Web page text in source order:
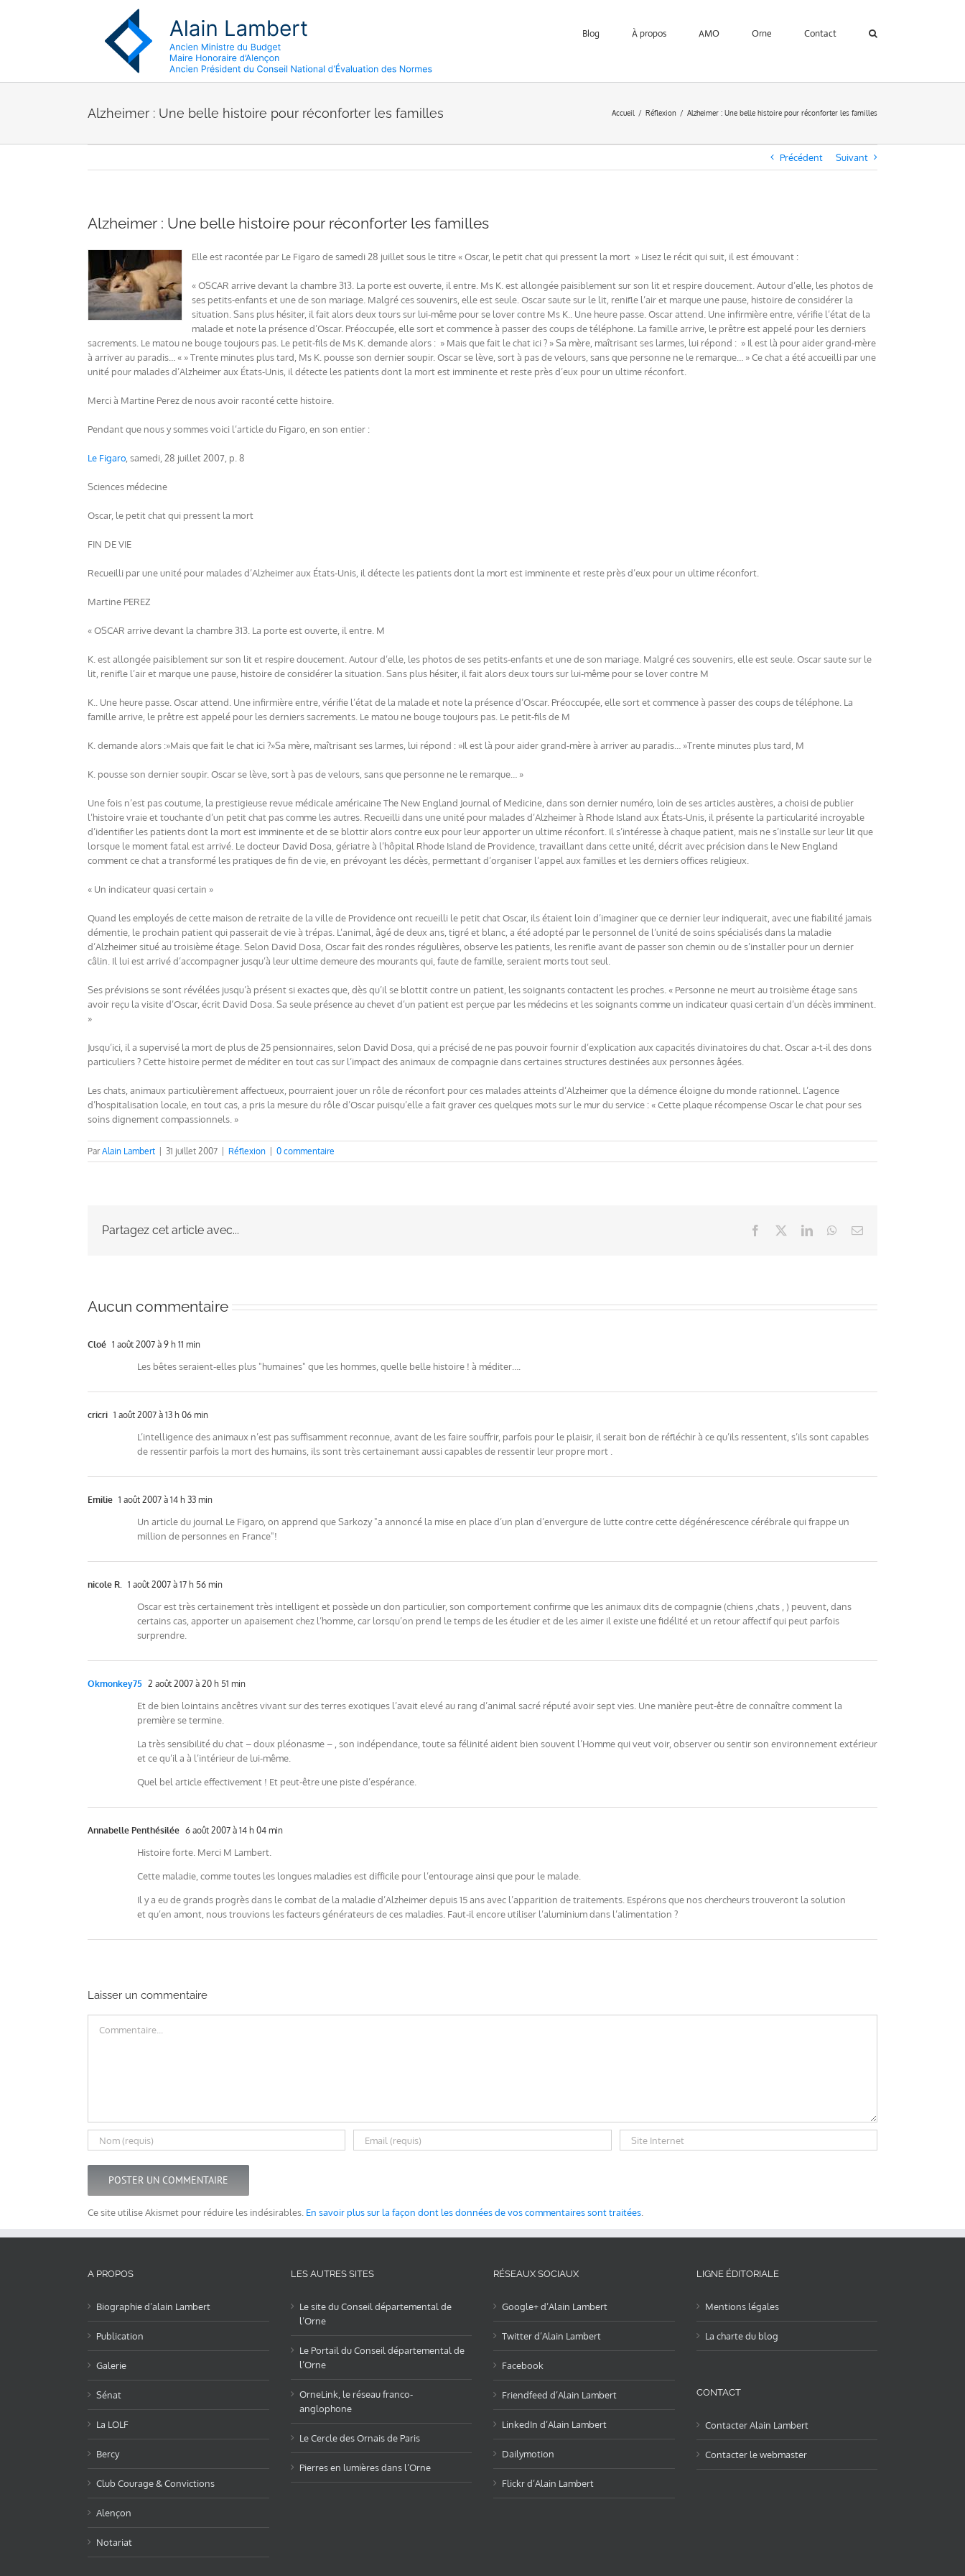
Blog À propos AMO Orne Contact
Alzheimer : Une belle histoire pour réconforter les familles Accueil Réflexion Alzheimer : Une belle histoire pour réconforter les familles
Précédent Suivant
Alzheimer : Une belle histoire pour réconforter les familles
Elle est racontée par Le Figaro de samedi 28 juillet sous le titre « Oscar, le petit chat qui pressent la mort » Lisez le récit qui suit, il est émouvant :
« OSCAR arrive devant la chambre 313. La porte est ouverte, il entre. Ms K. est allongée paisiblement sur son lit et respire doucement. Autour d’elle, les photos de
ses petits-enfants et une de son mariage. Malgré ces souvenirs, elle est seule. Oscar saute sur le lit, renifle l’air et marque une pause, histoire de considérer la
situation. Sans plus hésiter, il fait alors deux tours sur lui-même pour se lover contre Ms K.. Une heure passe. Oscar attend. Une infirmière entre, vérifie l’état de la
malade et note la présence d’Oscar. Préoccupée, elle sort et commence à passer des coups de téléphone. La famille arrive, le prêtre est appelé pour les derniers
sacrements. Le matou ne bouge toujours pas. Le petit-fils de Ms K. demande alors : » Mais que fait le chat ici ? » Sa mère, maîtrisant ses larmes, lui répond : » Il est là pour aider grand-mère
à arriver au paradis… « » Trente minutes plus tard, Ms K. pousse son dernier soupir. Oscar se lève, sort à pas de velours, sans que personne ne le remarque… » Ce chat a été accueilli par une
unité pour malades d’Alzheimer aux États-Unis, il détecte les patients dont la mort est imminente et reste près d’eux pour un ultime réconfort.
Merci à Martine Perez de nous avoir raconté cette histoire.
Pendant que nous y sommes voici l’article du Figaro, en son entier :
Le Figaro , samedi, 28 juillet 2007, p. 8
Sciences médecine
Oscar, le petit chat qui pressent la mort
FIN DE VIE
Recueilli par une unité pour malades d’Alzheimer aux États-Unis, il détecte les patients dont la mort est imminente et reste près d’eux pour un ultime réconfort.
Martine PEREZ
« OSCAR arrive devant la chambre 313. La porte est ouverte, il entre. M
K. est allongée paisiblement sur son lit et respire doucement. Autour d’elle, les photos de ses petits-enfants et une de son mariage. Malgré ces souvenirs, elle est seule. Oscar saute sur le
lit, renifle l’air et marque une pause, histoire de considérer la situation. Sans plus hésiter, il fait alors deux tours sur lui-même pour se lover contre M
K.. Une heure passe. Oscar attend. Une infirmière entre, vérifie l’état de la malade et note la présence d’Oscar. Préoccupée, elle sort et commence à passer des coups de téléphone. La
famille arrive, le prêtre est appelé pour les derniers sacrements. Le matou ne bouge toujours pas. Le petit-fils de M
K. demande alors :»Mais que fait le chat ici ?»Sa mère, maîtrisant ses larmes, lui répond : »Il est là pour aider grand-mère à arriver au paradis… »Trente minutes plus tard, M
K. pousse son dernier soupir. Oscar se lève, sort à pas de velours, sans que personne ne le remarque… »
Une fois n’est pas coutume, la prestigieuse revue médicale américaine The New England Journal of Medicine, dans son dernier numéro, loin de ses articles austères, a choisi de publier
l’histoire vraie et touchante d’un petit chat pas comme les autres. Recueilli dans une unité pour malades d’Alzheimer à Rhode Island aux États-Unis, il présente la particularité incroyable
d’identifier les patients dont la mort est imminente et de se blottir alors contre eux pour leur apporter un ultime réconfort. Il s’intéresse à chaque patient, mais ne s’installe sur leur lit que
lorsque le moment fatal est arrivé. Le docteur David Dosa, gériatre à l’hôpital Rhode Island de Providence, travaillant dans cette unité, décrit avec précision dans le New England
comment ce chat a transformé les pratiques de fin de vie, en prévoyant les décès, permettant d’organiser l’appel aux familles et les derniers offices religieux.
« Un indicateur quasi certain »
Quand les employés de cette maison de retraite de la ville de Providence ont recueilli le petit chat Oscar, ils étaient loin d’imaginer que ce dernier leur indiquerait, avec une fiabilité jamais
démentie, le prochain patient qui passerait de vie à trépas. L’animal, âgé de deux ans, tigré et blanc, a été adopté par le personnel de l’unité de soins spécialisés dans la maladie
d’Alzheimer situé au troisième étage. Selon David Dosa, Oscar fait des rondes régulières, observe les patients, les renifle avant de passer son chemin ou de s’installer pour un dernier
câlin. Il lui est arrivé d’accompagner jusqu’à leur ultime demeure des mourants qui, faute de famille, seraient morts tout seul.
Ses prévisions se sont révélées jusqu’à présent si exactes que, dès qu’il se blottit contre un patient, les soignants contactent les proches. « Personne ne meurt au troisième étage sans
avoir reçu la visite d’Oscar, écrit David Dosa. Sa seule présence au chevet d’un patient est perçue par les médecins et les soignants comme un indicateur quasi certain d’un décès imminent.
»
Jusqu’ici, il a supervisé la mort de plus de 25 pensionnaires, selon David Dosa, qui a précisé de ne pas pouvoir fournir d’explication aux capacités divinatoires du chat. Oscar a-t-il des dons
particuliers ? Cette histoire permet de méditer en tout cas sur l’impact des animaux de compagnie dans certaines structures destinées aux personnes âgées.
Les chats, animaux particulièrement affectueux, pourraient jouer un rôle de réconfort pour ces malades atteints d’Alzheimer que la démence éloigne du monde rationnel. L’agence
d’hospitalisation locale, en tout cas, a pris la mesure du rôle d’Oscar puisqu’elle a fait graver ces quelques mots sur le mur du service : « Cette plaque récompense Oscar le chat pour ses
soins dignement compassionnels. »
ParAlain Lambert 31 juillet 2007 Réflexion 0 commentaire
Partagez cet article avec... Facebook LinkedInWhatsApp
Email
Aucun commentaire
Cloé 1 août 2007 à 9 h 11 min
Les bêtes seraient-elles plus "humaines" que les hommes, quelle belle histoire ! à méditer….
cricri 1 août 2007 à 13 h 06 min
L’intelligence des animaux n’est pas suffisamment reconnue, avant de les faire souffrir, parfois pour le plaisir, il serait bon de réfléchir à ce qu’ils ressentent, s’ils sont capables
de ressentir parfois la mort des humains, ils sont très certainemant aussi capables de ressentir leur propre mort .
Emilie 1 août 2007 à 14 h 33 min
Un article du journal Le Figaro, on apprend que Sarkozy "a annoncé la mise en place d’un plan d’envergure de lutte contre cette dégénérescence cérébrale qui frappe un
million de personnes en France"!
nicole R. 1 août 2007 à 17 h 56 min
Oscar est très certainement très intelligent et possède un don particulier, son comportement confirme que les animaux dits de compagnie (chiens ,chats , ) peuvent, dans
certains cas, apporter un apaisement chez l’homme, car lorsqu’on prend le temps de les étudier et de les aimer il existe une fidélité et un retour affectif qui peut parfois
surprendre.
Okmonkey75 2 août 2007 à 20 h 51 min
Et de bien lointains ancêtres vivant sur des terres exotiques l’avait elevé au rang d’animal sacré réputé avoir sept vies. Une manière peut-être de connaître comment la
première se termine.
La très sensibilité du chat – doux pléonasme – , son indépendance, toute sa félinité aident bien souvent l’Homme qui veut voir, observer ou sentir son environnement extérieur
et ce qu’il a à l’intérieur de lui-même.
Quel bel article effectivement ! Et peut-être une piste d’espérance.
Annabelle Penthésilée 6 août 2007 à 14 h 04 min
Histoire forte. Merci M Lambert.
Cette maladie, comme toutes les longues maladies est difficile pour l’entourage ainsi que pour le malade.
Il y a eu de grands progrès dans le combat de la maladie d’Alzheimer depuis 15 ans avec l’apparition de traitements. Espérons que nos chercheurs trouveront la solution
et qu’en amont, nous trouvions les facteurs générateurs de ces maladies. Faut-il encore utiliser l’aluminium dans l’alimentation ?
Laisser un commentaire
Ce site utilise Akismet pour réduire les indésirables. En savoir plus sur la façon dont les données de vos commentaires sont traitées
A PROPOS
Biographie d’alain Lambert
Publication
Galerie
Sénat
La LOLF
Bercy
Club Courage & Convictions
Alençon
Notariat
LES AUTRES SITES
Le site du Conseil départemental de
l’Orne
Le Portail du Conseil départemental de
l’Orne
OrneLink, le réseau franco-
anglophone
Le Cercle des Ornais de Paris
Pierres en lumières dans l’Orne
RÉSEAUX SOCIAUX
Google+ d’Alain Lambert
Twitter d’Alain Lambert
Facebook
Friendfeed d’Alain Lambert
LinkedIn d’Alain Lambert
Dailymotion
Flickr d’Alain Lambert
LIGNE ÉDITORIALE
Mentions légales
La charte du blog
CONTACT
Contacter Alain Lambert
Contacter le webmaster